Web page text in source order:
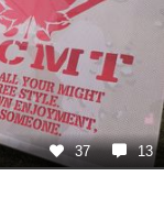
37 13